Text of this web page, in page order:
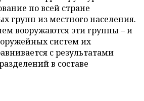
по всей стране
групп из местного населения.
вооружаются эти группы – и
систем их
с результатами
в составе